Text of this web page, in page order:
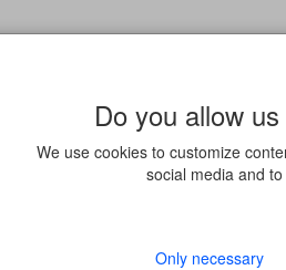
Do you allow
We use cookies to customize
social media and
Only necessary